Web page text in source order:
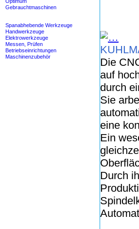
Gebrauchtmaschinen
Spanabhebende Werkzeuge
Handwerkzeuge
Elektrowerkzeuge
Messen, Prüfen
Betriebseinrichtungen
Maschinenzubehör
Die
auf
durch
Sie
eine
Ein
Durch